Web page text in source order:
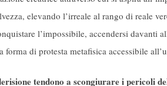
elevando l’irreale al rango di reale
l’impossibile, accendersi davanti
forma di protesta metafisica accessibile
tendono a scongiurare i pericoli